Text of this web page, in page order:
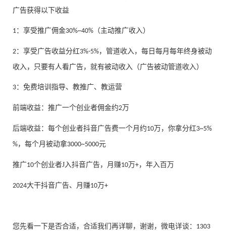
广告获得以下收益
1：享受推广佣金30%~40% （主动推广收入）
2：享受广告收益分红3%-5%，管道收入，每日每月每年终身被动
收入，只要有人看广告，就有被动收入（广告被动管道收入）
3：免费培训指导、教推广、教运营
前端收益：推广一个创业者佣金约2万
后端收益：每个创业者抖音广告费一个月约10万，你拿分红3~5%
%，每个月被动拿3000~5000元
推广10个创业者J入抖音广告，月赚10万+，年入百万
2024大干抖音广告、月赚10万+
您先看一下是否合适，合适我们再详聊，谢谢， 微电详谈： 1303